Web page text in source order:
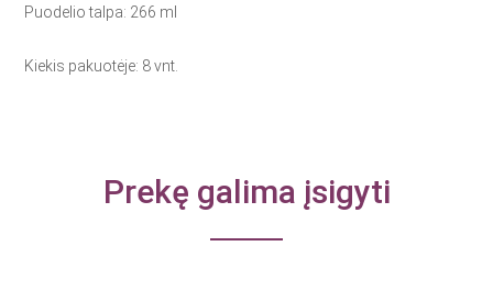
Puodelio talpa: 266 ml
Kiekis pakuotėje: 8 vnt.
Prekę galima įsigyti